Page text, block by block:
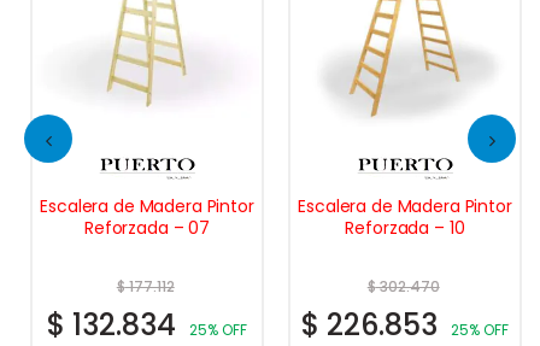
Escalera de Madera Pintor
Reforzada – 07
$177.112
$ 132.834 25% OFF
Escalera de Madera Pintor
Reforzada – 10
$302.470
$ 226.853 25% OFF